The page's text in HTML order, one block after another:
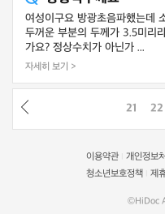
여성이구요 방광초음파했는데
두꺼운 부분의 두께가 3.5미리
가요? 정상수치가 아닌가 ...
자세히 보기 >
21 22
이용약관 개인정보
청소년보호정책
제
©HiDoc